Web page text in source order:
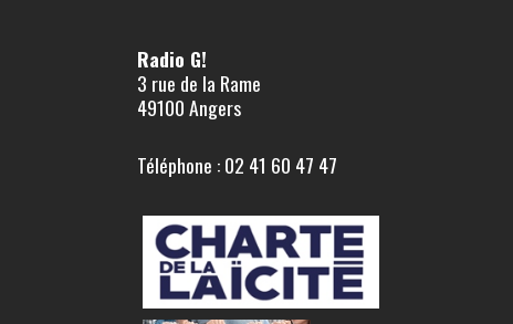
Radio G!
3 rue de la Rame
49100 Angers
Téléphone : 02 41 60 47 47